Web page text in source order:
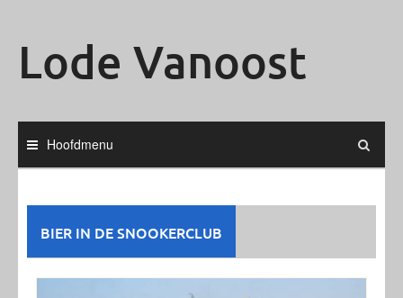
Lode Vanoost
Hoofdmenu
BIER IN DE SNOOKERCLUB